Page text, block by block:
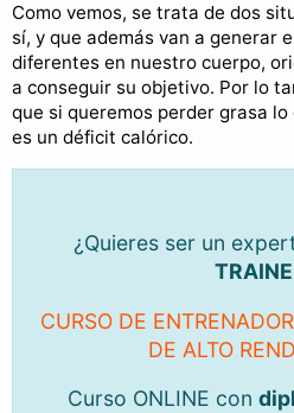
Como vemos, se trata de dos
sí, y que además van a generar
diferentes en nuestro cuerpo,
a conseguir su objetivo. Por lo
que si queremos perder grasa
es un déficit calórico.
¿Quieres ser un
CURSO DE
DE ALTO
Curso ONLINE con